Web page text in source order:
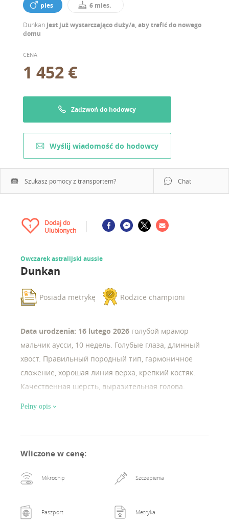
pies 6 mies.
Dunkan jest już wystarczająco duży/a, aby trafić do nowego
domu
CENA
1 452 €
Zadzwoń do hodowcy
Wyślij wiadomość do hodowcy
Szukasz pomocy z transportem? Chat
1
Dodaj do
Ulubionych
Owczarek astralijski aussie
Dunkan
Posiada metrykę Rodzice championi
Data urodzenia: 16 lutego 2026 голубой мрамор
мальчик аусси, 10 недель. Голубые глаза, длинный
хвост. Правильный породный тип, гармоничное
сложение, хорошая линия верха, крепкий костяк.
Качественная шерсть, выразительная голова.
Pełny opis
Wliczone w cenę:
Mikrochip Szczepienia
Paszport Metryka